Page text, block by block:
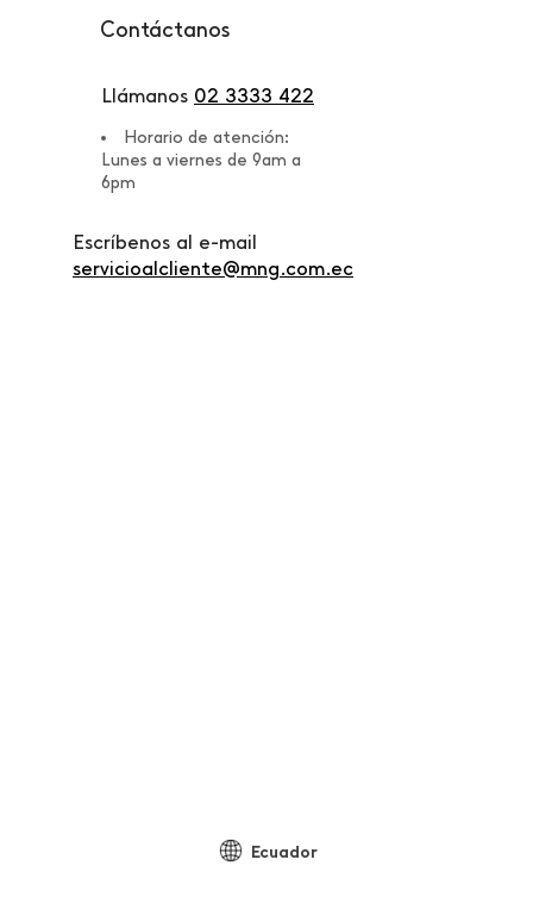
Contáctanos
Llámanos 02 3333 422
Horario de atención:
Lunes a viernes de 9am a
6pm
Escríbenos al e-mail
servicioalcliente@mng.com.ec
Ecuador